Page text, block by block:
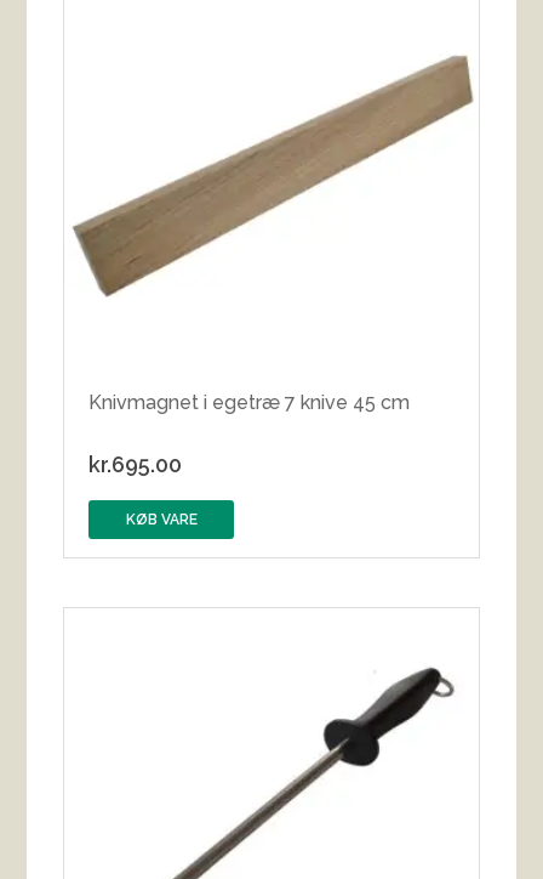
Knivmagnet i egetræ 7 knive 45 cm
kr.695.00
KØB VARE